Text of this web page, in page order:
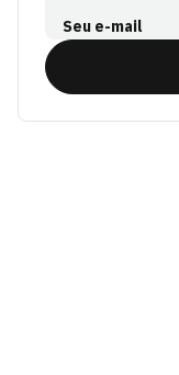
Seu e-mail